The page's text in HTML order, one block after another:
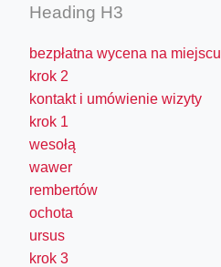
Heading H3
bezpłatna wycena na miejscu
krok 2
kontakt i umówienie wizyty
krok 1
wesołą
wawer
rembertów
ochota
ursus
krok 3